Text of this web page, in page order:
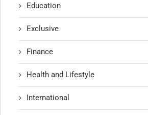
Education
Exclusive
Finance
Health and Lifestyle
International